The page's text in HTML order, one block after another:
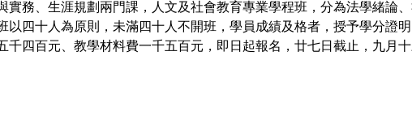
實務、生涯規劃兩門課，人文及社會教育專業學程班，分為法學緒論
四十人為原則，未滿四十人不開班，學員成績及格者，授予學分證
千四百元、教學材料費一千五百元，即日起報名，廿七日截止，九月